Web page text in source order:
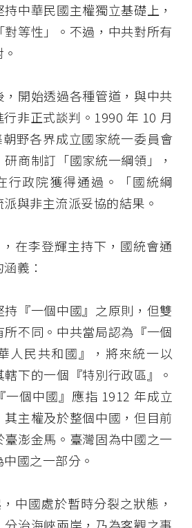
中華民國主權獨立基礎上，
等性」。不過，中共對所有
開始透過各種管道，與中共
非正式談判。1990 年 10 月
野各界成立國家統一委員會
研商制訂「國家統一綱領」，
行政院獲得通過。「國統綱
與非主流派妥協的結果。
在李登輝主持下，國統會通
義：
『一個中國』之原則，但雙
不同。中共當局認為『一個
人民共和國』，將來統一以
下的一個『特別行政區』。
一個中國』應指 1912 年成立
主權及於整個中國，但目前
澎金馬。臺灣固為中國之一
國之一部分。
中國處於暫時分裂之狀態，